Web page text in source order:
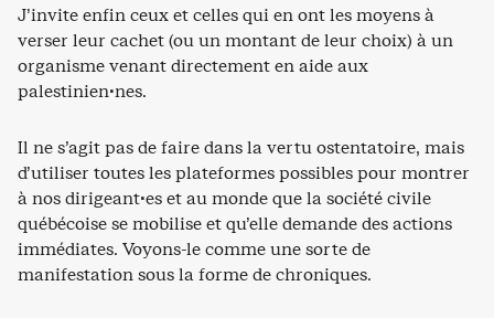
J’invite enfin ceux et celles qui en ont les moyens à
verser leur cachet (ou un montant de leur choix) à un
organisme venant directement en aide aux
palestinien·nes.
Il ne s’agit pas de faire dans la vertu ostentatoire, mais
d’utiliser toutes les plateformes possibles pour montrer
à nos dirigeant·es et au monde que la société civile
québécoise se mobilise et qu’elle demande des actions
immédiates. Voyons-le comme une sorte de
manifestation sous la forme de chroniques.